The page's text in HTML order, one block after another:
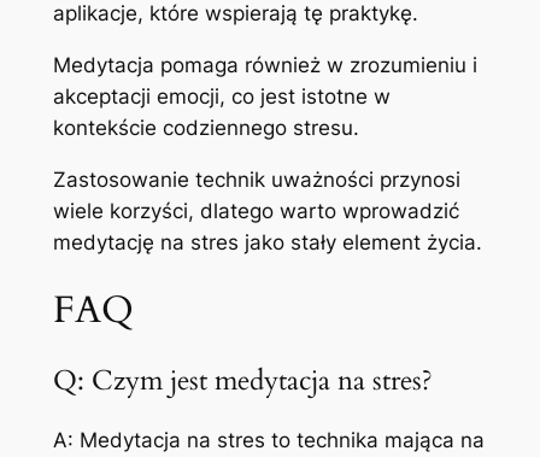
aplikacje, które wspierają tę praktykę.
Medytacja pomaga również w zrozumieniu i
akceptacji emocji, co jest istotne w
kontekście codziennego stresu.
Zastosowanie technik uważności przynosi
wiele korzyści, dlatego warto wprowadzić
medytację na stres jako stały element życia.
FAQ
Q: Czym jest medytacja na stres?
A: Medytacja na stres to technika mająca na